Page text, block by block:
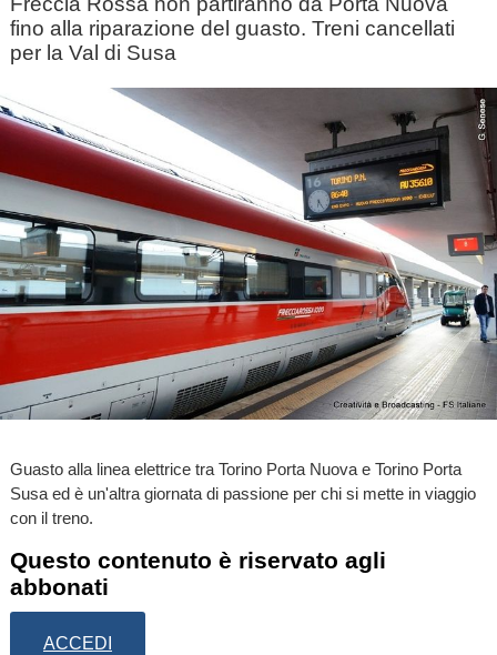
fino alla riparazione del guasto. Treni cancellati
per la Val di Susa
Guasto alla linea elettrice tra Torino Porta Nuova e Torino Porta
Susa ed è un'altra giornata di passione per chi si mette in viaggio
con il treno.
Questo contenuto è riservato agli
abbonati
ACCEDI